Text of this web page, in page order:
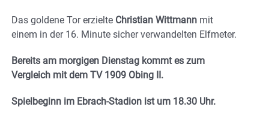
Das goldene Tor erzielte Christian Wittmann mit
einem in der 16. Minute sicher verwandelten Elfmeter.
Bereits am morgigen Dienstag kommt es zum
Vergleich mit dem TV 1909 Obing II.
Spielbeginn im Ebrach-Stadion ist um 18.30 Uhr.